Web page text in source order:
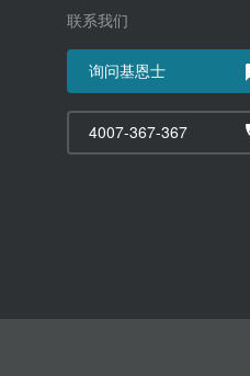
联系我们
询问基恩士
4007-367-367